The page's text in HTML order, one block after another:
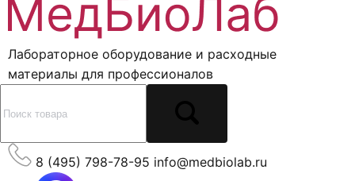
Лабораторное оборудование и расходные
материалы для профессионалов
8 (495) 798-78-95 info@medbiolab.ru